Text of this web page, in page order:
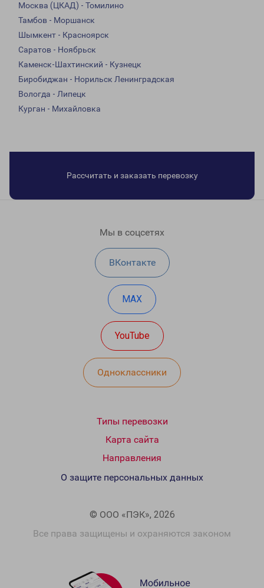
Москва (ЦКАД) - Томилино
Тамбов - Моршанск
Шымкент - Красноярск
Саратов - Ноябрьск
Каменск-Шахтинский - Кузнецк
Биробиджан - Норильск Ленинградская
Вологда - Липецк
Курган - Михайловка
Рассчитать и заказать перевозку
Мы в соцсетях
ВКонтакте
MAX
YouTube
Одноклассники
Типы перевозки
Карта сайта
Направления
© ООО «ПЭК», 2026
Все права защищены и охраняются законом
О защите персональных данных